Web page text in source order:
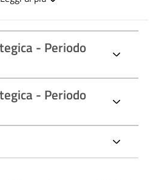
di servizio e missioni pagati
bis - Dati relativi all'assunzione di
o privati, e relativi
corrisposti.
bis - Altri eventuali incarichi con
pubblica e indicazione dei
- Periodo
- Periodo